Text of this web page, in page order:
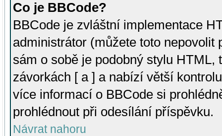
Co je BBCode?
BBCode je zvláštní implementace
administrátor (můžete toto
sám o sobě je podobný stylu HTML,
závorkách [ a ] a nabízí větší
více informací o BBCode si
prohlédnout při odesílání příspěvku.
Návrat nahoru